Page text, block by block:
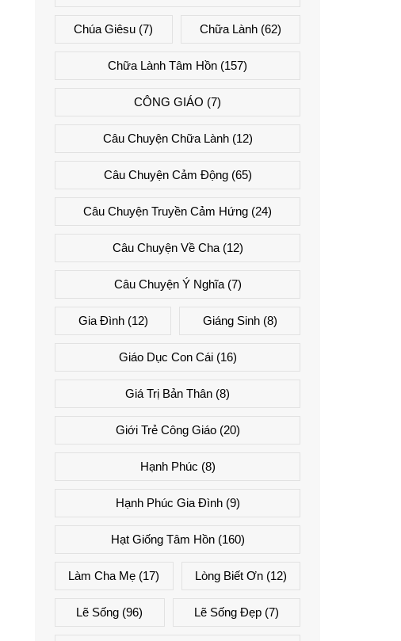
Chúa Giêsu (7) Chữa Lành(62)
Chữa Lành Tâm Hồn (157)
CÔNG GIÁO (7)
Câu Chuyện Chữa Lành(12)
Câu Chuyện Cảm Động(65)
Câu Chuyện Truyền Cảm Hứng (24)
Câu Chuyện Về Cha(12)
Câu Chuyện Ý Nghĩa(7)
Gia Đình(12) Giáng Sinh(8)
Giáo Dục Con Cái(16)
Giá Trị Bản Thân (8)
Giới Trẻ Công Giáo(20)
Hạnh Phúc (8)
Hạnh Phúc Gia Đình(9)
Hạt Giống Tâm Hồn(160)
Làm Cha Mẹ (17) Lòng Biết Ơn(12)
Lẽ Sống (96) Lẽ Sống Đẹp(7)